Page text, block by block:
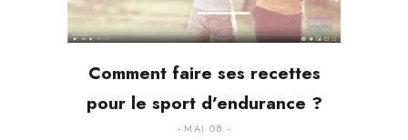
Comment faire ses recettes
pour le sport d’endurance ?
MAI 08